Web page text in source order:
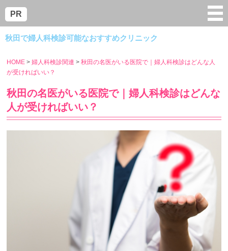
秋田で婦人科検診可能なおすすめクリニック
PR
menu
HOME 婦人科検診関連
秋田の名医がいる医院で｜婦人科検診はどんな人
が受ければいい？
秋田の名医がいる医院で｜婦人科検診はどんな
人が受ければいい？